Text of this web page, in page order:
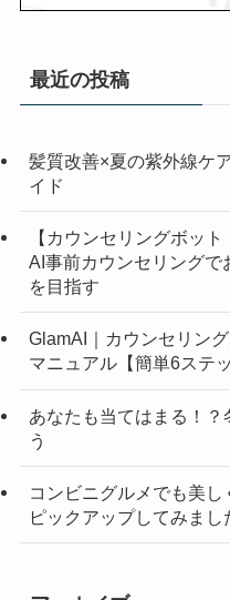
最近の投稿
髪質改善×夏の紫外線ケ
イド
【カウンセリングボッ
AI事前カウンセリングで
を目指す
GlamAI｜カウンセリン
マニュアル【簡単6ステ
あなたも当てはまる！
う
コンビニグルメでも美
ピックアップしてみまし